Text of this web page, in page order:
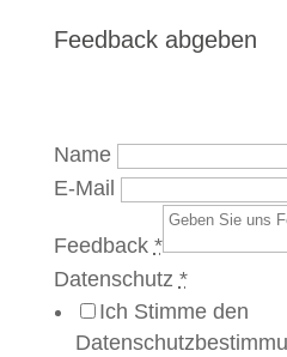
Feedback abgeben
Name
E-Mail
Feedback *
Datenschutz *
Ich Stimme den